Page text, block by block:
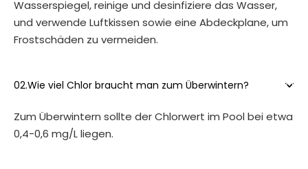
Wasserspiegel, reinige und desinfiziere das Wasser,
und verwende Luftkissen sowie eine Abdeckplane, um
Frostschäden zu vermeiden.
02.Wie viel Chlor braucht man zum Überwintern? 
Zum Überwintern sollte der Chlorwert im Pool bei etwa
0,4-0,6 mg/L liegen.